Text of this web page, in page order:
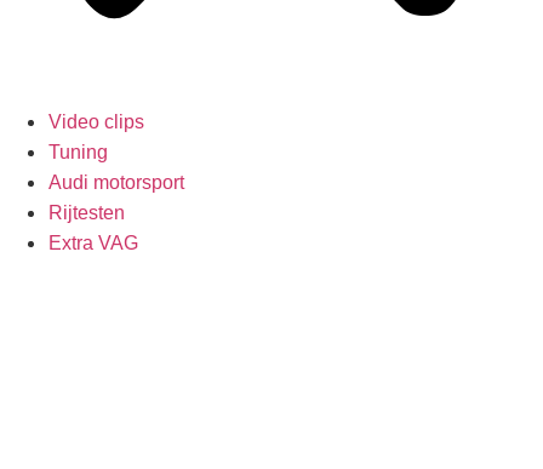
Video clips
Tuning
Audi motorsport
Rijtesten
Extra VAG